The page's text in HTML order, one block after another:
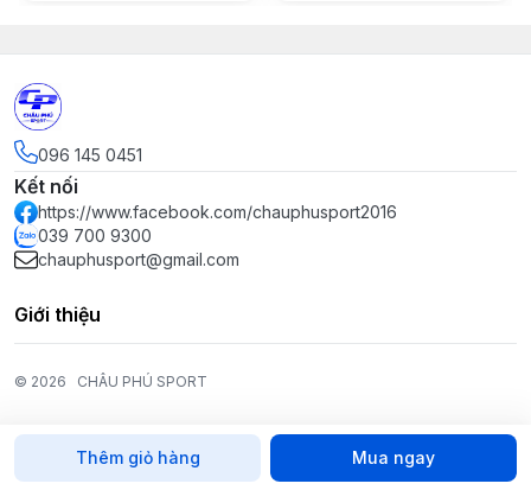
Thêm giỏ hàng Mua ngay
096 145 0451
Kết nối
https://www.facebook.com/chauphusport2016
039 700 9300
chauphusport@gmail.com
Giới thiệu
© 2026 CHÂU PHÚ SPORT